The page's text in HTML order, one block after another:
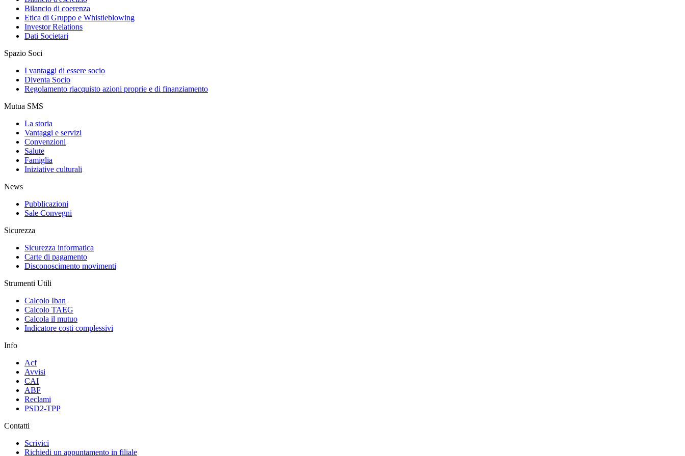
Bilancio di coerenza
Etica di Gruppo e Whistleblowing
Investor Relations
Dati Societari
Spazio Soci
I vantaggi di essere socio
Diventa Socio
Regolamento riacquisto azioni proprie e di finanziamento
Mutua SMS
La storia
Vantaggi e servizi
Convenzioni
Salute
Famiglia
Iniziative culturali
News
Pubblicazioni
Sale Convegni
Sicurezza
Sicurezza informatica
Carte di pagamento
Disconoscimento movimenti
Strumenti Utili
Calcolo Iban
Calcolo TAEG
Calcola il mutuo
Indicatore costi complessivi
Info
Acf
Avvisi
CAI
ABF
Reclami
PSD2-TPP
Contatti
Scrivici
Richiedi un appuntamento in filiale